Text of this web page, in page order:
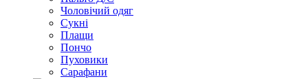
Чоловічий одяг
Сукні
Плащи
Пончо
Пуховики
Сарафани